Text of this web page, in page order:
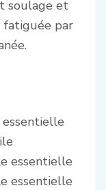
soulage et
fatiguée par
essentielle
essentielle